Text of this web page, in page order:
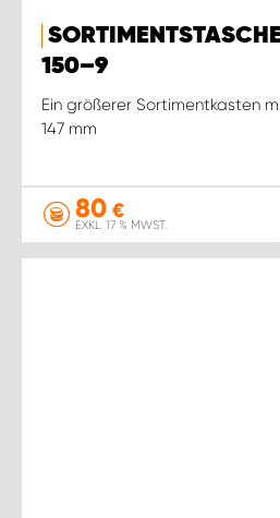
150–9
Ein größerer Sortimentkasten
147 mm
80 €
EXKL. 17 % MWST.